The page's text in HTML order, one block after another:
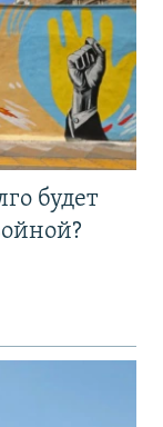
будет